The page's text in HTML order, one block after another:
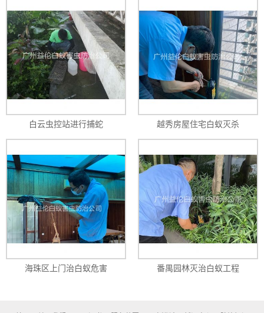
白云虫控站进行捕蛇 越秀房屋住宅白蚁灭杀
海珠区上门治白蚁危害 番禺园林灭治白蚁工程